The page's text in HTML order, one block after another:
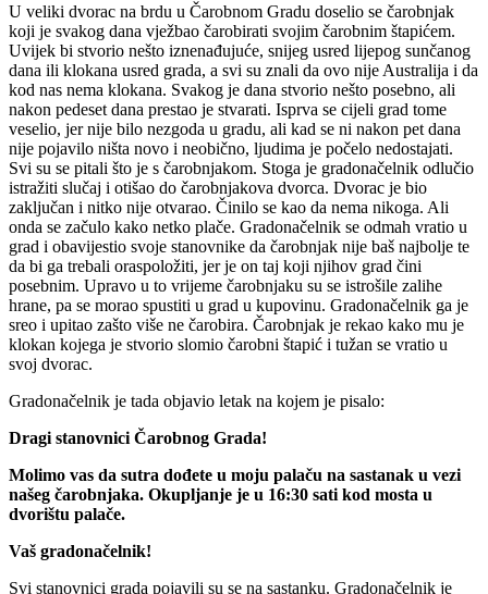
U veliki dvorac na brdu u Čarobnom Gradu doselio se čarobnjak
koji je svakog dana vježbao čarobirati svojim čarobnim štapićem.
Uvijek bi stvorio nešto iznenađujuće, snijeg usred lijepog sunčanog
dana ili klokana usred grada, a svi su znali da ovo nije Australija i da
kod nas nema klokana. Svakog je dana stvorio nešto posebno, ali
nakon pedeset dana prestao je stvarati. Isprva se cijeli grad tome
veselio, jer nije bilo nezgoda u gradu, ali kad se ni nakon pet dana
nije pojavilo ništa novo i neobično, ljudima je počelo nedostajati.
Svi su se pitali što je s čarobnjakom. Stoga je gradonačelnik odlučio
istražiti slučaj i otišao do čarobnjakova dvorca. Dvorac je bio
zaključan i nitko nije otvarao. Činilo se kao da nema nikoga. Ali
onda se začulo kako netko plače. Gradonačelnik se odmah vratio u
grad i obavijestio svoje stanovnike da čarobnjak nije baš najbolje te
da bi ga trebali oraspoložiti, jer je on taj koji njihov grad čini
posebnim. Upravo u to vrijeme čarobnjaku su se istrošile zalihe
hrane, pa se morao spustiti u grad u kupovinu. Gradonačelnik ga je
sreo i upitao zašto više ne čarobira. Čarobnjak je rekao kako mu je
klokan kojega je stvorio slomio čarobni štapić i tužan se vratio u
svoj dvorac.
Gradonačelnik je tada objavio letak na kojem je pisalo:
Dragi stanovnici Čarobnog Grada!
Molimo vas da sutra dođete u moju palaču na sastanak u vezi
našeg čarobnjaka. Okupljanje je u 16:30 sati kod mosta u
dvorištu palače.
Vaš gradonačelnik!
Svi stanovnici grada pojavili su se na sastanku. Gradonačelnik je